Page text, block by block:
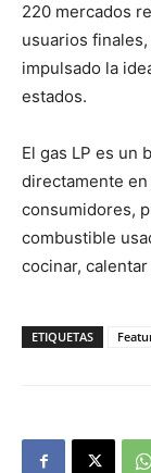
220 mercados
usuarios
impulsado la
estados.
El gas LP es un
directamente
consumidores,
combustible
cocinar,
ETIQUETAS